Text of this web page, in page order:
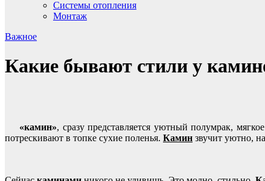
Системы отопления
Монтаж
Важное
Какие бывают стили у
«камин», сразу представляется уютный полумрак,
потрескивают в топке сухие поленья. Камин звучит уютно,